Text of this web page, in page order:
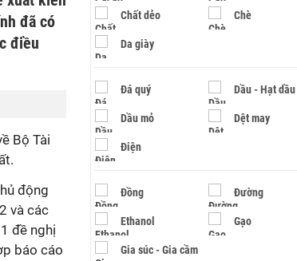
đã có
điều
Bộ Tài
động
và các
đề nghị
báo cáo
Chất dẻo Chè
Da giày
Đá quý Dầu - Hạt dầu
Dầu mỏ Dệt may
Điện
Đồng Đường
Ethanol Gạo
Gia súc - Gia cầm